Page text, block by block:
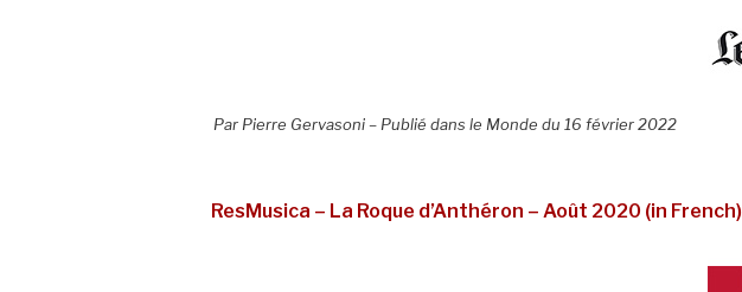
Par Pierre Gervasoni – Publié dans le Monde du 16 février 2022
ResMusica – La Roque d’Anthéron – Août 2020 (in French)